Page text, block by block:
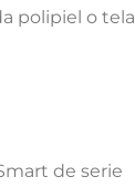
polipiel o tela
de serie